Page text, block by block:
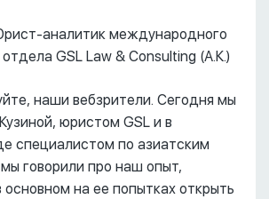
аналитик международного
GSL Law & Consulting (А.К.)
наши вебзрители. Сегодня мы
юристом GSL и в
специалистом по азиатским
говорили про наш опыт,
на ее попытках открыть